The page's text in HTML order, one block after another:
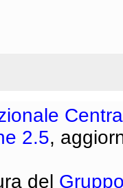
2.5,
del